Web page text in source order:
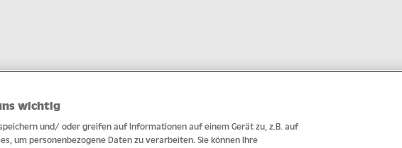
wichtig
und/ oder greifen auf Informationen auf einem Gerät zu, z.B. auf
um personenbezogene Daten zu verarbeiten. Sie können Ihre